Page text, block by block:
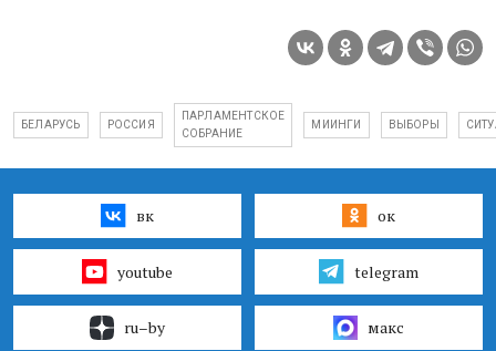
БЕЛАРУСЬ РОССИЯ
ПАРЛАМЕНТСКОЕ
СОБРАНИЕ
МИИНГИ ВЫБОРЫ
вк ок
youtube telegram
ru–by макс